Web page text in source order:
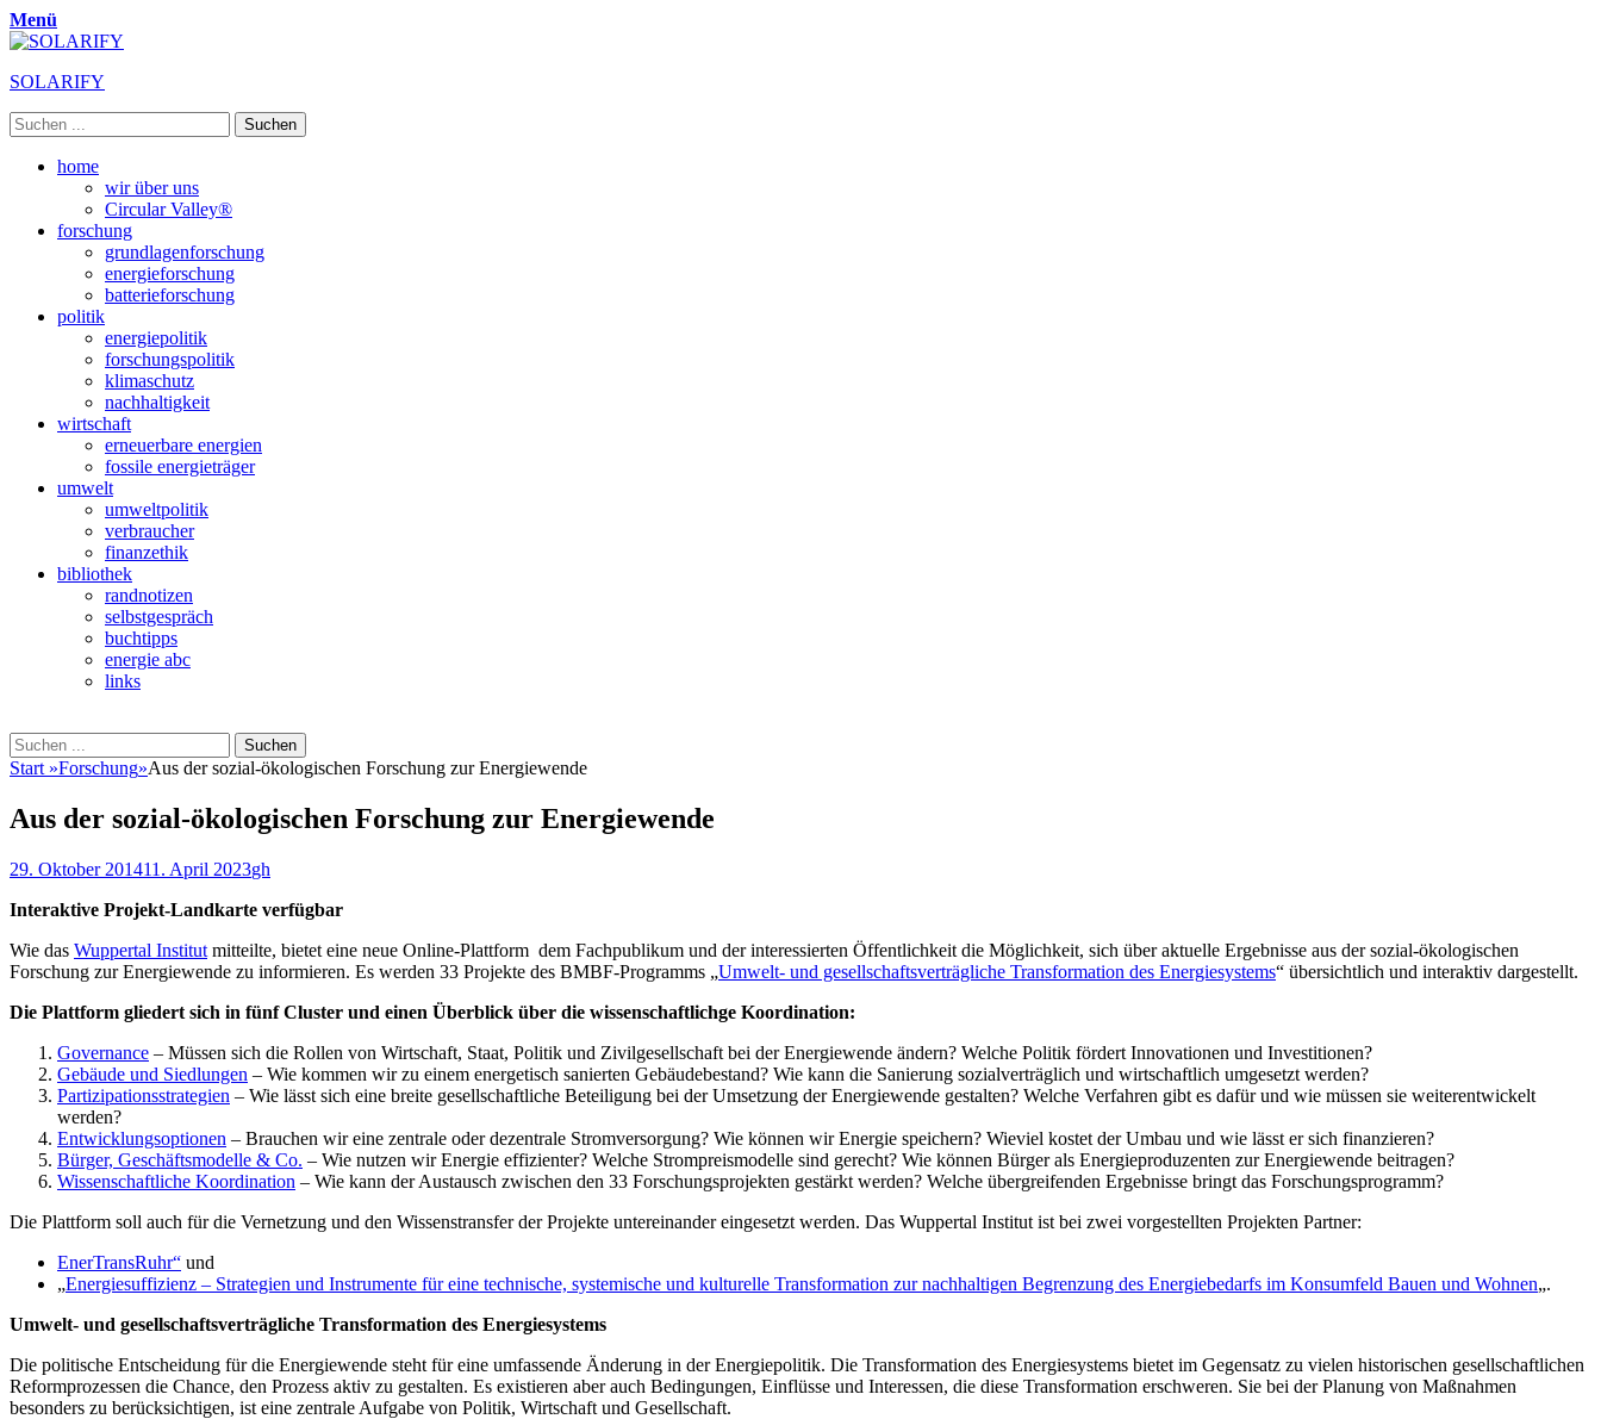
Menü
SOLARIFY
Suchen
nach:
Primäres
Zum
home
wir über uns
Circular Valley®
forschung
grundlagenforschung
energieforschung
batterieforschung
politik
energiepolitik
forschungspolitik
klimaschutz
nachhaltigkeit
wirtschaft
erneuerbare energien
fossile energieträger
umwelt
umweltpolitik
verbraucher
finanzethik
bibliothek
randnotizen
selbstgespräch
buchtipps
energie abc
links
Suchen
Suchen
nach:
Start »Forschung»Aus der sozial-ökologischen Forschung zur Energiewende
Aus der sozial-ökologischen Forschung zur Energiewende
Veröffentlicht
29. Oktober 201411. April 2023Autor
gh
Interaktive Projekt-Landkarte verfügbar
Wie das Wuppertal Institut mitteilte, bietet eine neue Online-Plattform dem Fachpublikum und der interessierten Öffentlichkeit die Möglichkeit, sich über aktuelle Ergebnisse aus der sozial-ökologischen
Forschung zur Energiewende zu informieren. Es werden 33 Projekte des BMBF-Programms „Umwelt- und gesellschaftsverträgliche Transformation des Energiesystems“ übersichtlich und interaktiv dargestellt.
Die Plattform gliedert sich in fünf Cluster und einen Überblick über die wissenschaftlichge Koordination:
Governance – Müssen sich die Rollen von Wirtschaft, Staat, Politik und Zivilgesellschaft bei der Energiewende ändern? Welche Politik fördert Innovationen und Investitionen?
Gebäude und Siedlungen – Wie kommen wir zu einem energetisch sanierten Gebäudebestand? Wie kann die Sanierung sozialverträglich und wirtschaftlich umgesetzt werden?
Partizipationsstrategien – Wie lässt sich eine breite gesellschaftliche Beteiligung bei der Umsetzung der Energiewende gestalten? Welche Verfahren gibt es dafür und wie müssen sie weiterentwickelt
werden?
Entwicklungsoptionen – Brauchen wir eine zentrale oder dezentrale Stromversorgung? Wie können wir Energie speichern? Wieviel kostet der Umbau und wie lässt er sich finanzieren?
Bürger, Geschäftsmodelle & Co. – Wie nutzen wir Energie effizienter? Welche Strompreismodelle sind gerecht? Wie können Bürger als Energieproduzenten zur Energiewende beitragen?
Wissenschaftliche Koordination – Wie kann der Austausch zwischen den 33 Forschungsprojekten gestärkt werden? Welche übergreifenden Ergebnisse bringt das Forschungsprogramm?
Die Plattform soll auch für die Vernetzung und den Wissenstransfer der Projekte untereinander eingesetzt werden. Das Wuppertal Institut ist bei zwei vorgestellten Projekten Partner:
EnerTransRuhr“ und
„Energiesuffizienz – Strategien und Instrumente für eine technische, systemische und kulturelle Transformation zur nachhaltigen Begrenzung des Energiebedarfs im Konsumfeld Bauen und Wohnen„.
Umwelt- und gesellschaftsverträgliche Transformation des Energiesystems
Die politische Entscheidung für die Energiewende steht für eine umfassende Änderung in der Energiepolitik. Die Transformation des Energiesystems bietet im Gegensatz zu vielen historischen gesellschaftlichen
Reformprozessen die Chance, den Prozess aktiv zu gestalten. Es existieren aber auch Bedingungen, Einflüsse und Interessen, die diese Transformation erschweren. Sie bei der Planung von Maßnahmen
besonders zu berücksichtigen, ist eine zentrale Aufgabe von Politik, Wirtschaft und Gesellschaft.